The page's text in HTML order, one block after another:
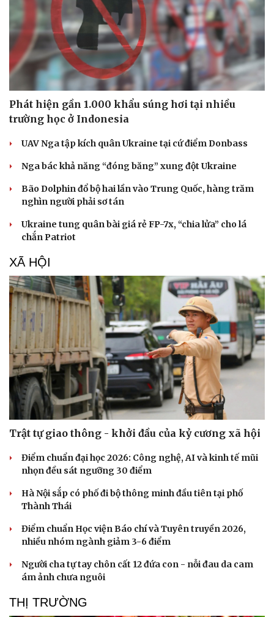
Phát hiện gần 1.000 khẩu súng hơi tại nhiều
trường học ở Indonesia
UAV Nga tập kích quân Ukraine tại cứ điểm Donbass
Nga bác khả năng “đóng băng” xung đột Ukraine
Bão Dolphin đổ bộ hai lần vào Trung Quốc, hàng trăm
nghìn người phải sơ tán
Ukraine tung quân bài giá rẻ FP-7x, “chia lửa” cho lá
chắn Patriot
XÃ HỘI
Trật tự giao thông - khởi đầu của kỷ cương xã hội
Điểm chuẩn đại học 2026: Công nghệ, AI và kinh tế mũi
nhọn đều sát ngưỡng 30 điểm
Hà Nội sắp có phố đi bộ thông minh đầu tiên tại phố
Thành Thái
Điểm chuẩn Học viện Báo chí và Tuyên truyền 2026,
nhiều nhóm ngành giảm 3-6 điểm
Người cha tự tay chôn cất 12 đứa con - nỗi đau da cam
ám ảnh chưa nguôi
THỊ TRƯỜNG